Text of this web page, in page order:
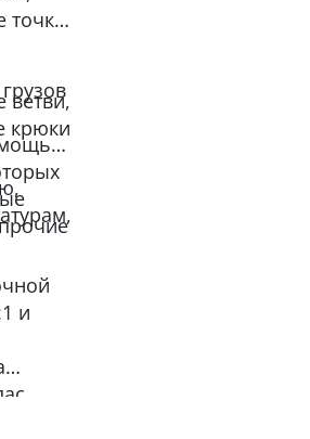
точки.
ветви,
крюки
и